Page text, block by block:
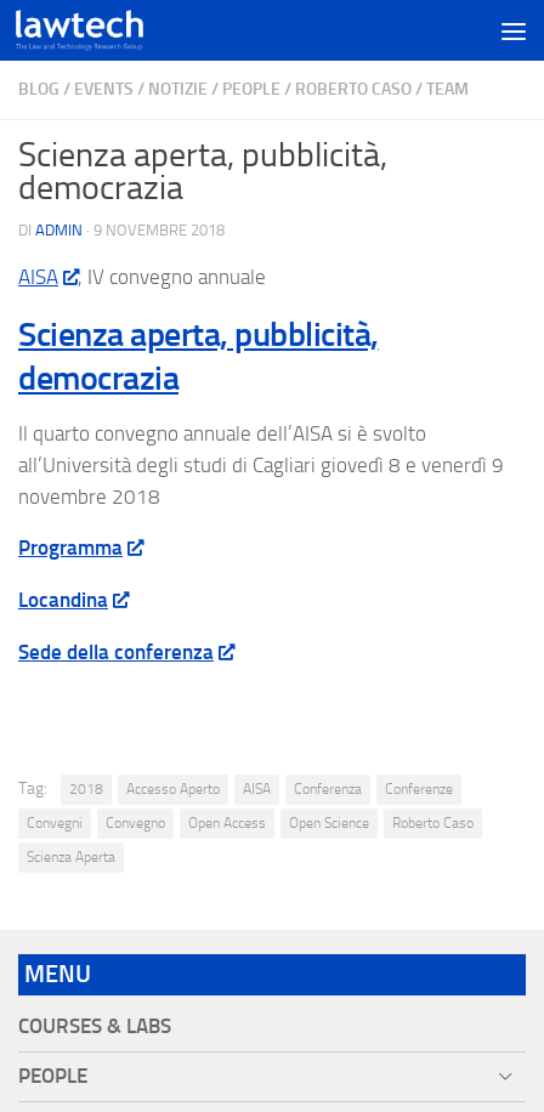
BLOG / EVENTS / NOTIZIE / PEOPLE / ROBERTO CASO/TEAM
Scienza aperta, pubblicità,
democrazia
DI ADMIN · 9 NOVEMBRE 2018
AISA , IV convegno annuale
Scienza aperta, pubblicità,
democrazia
Il quarto convegno annuale dell’AISA si è svolto
all’Università degli studi di Cagliari giovedì 8 e venerdì 9
novembre 2018
Programma
Locandina
Sede della conferenza
Tag: 2018 Accesso Aperto AISA Conferenza
Conferenze
Convegni
Convegno Open Access Open Science
Roberto Caso
Scienza Aperta
MENU
COURSES & LABS
PEOPLE